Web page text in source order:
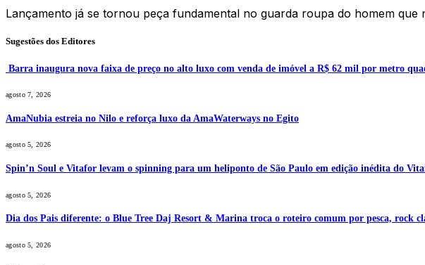
Lançamento já se tornou peça fundamental no guarda roupa do homem que
Sugestões dos Editores
Barra inaugura nova faixa de preço no alto luxo com venda de imóvel a R$ 62 mil por metro
agosto 7, 2026
AmaNubia estreia no Nilo e reforça luxo da AmaWaterways no Egito
agosto 5, 2026
Spin’n Soul e Vitafor levam o spinning para um heliponto de São Paulo em edição inédita do
agosto 5, 2026
Dia dos Pais diferente: o Blue Tree Daj Resort & Marina troca o roteiro comum por pesca, rock
agosto 5, 2026